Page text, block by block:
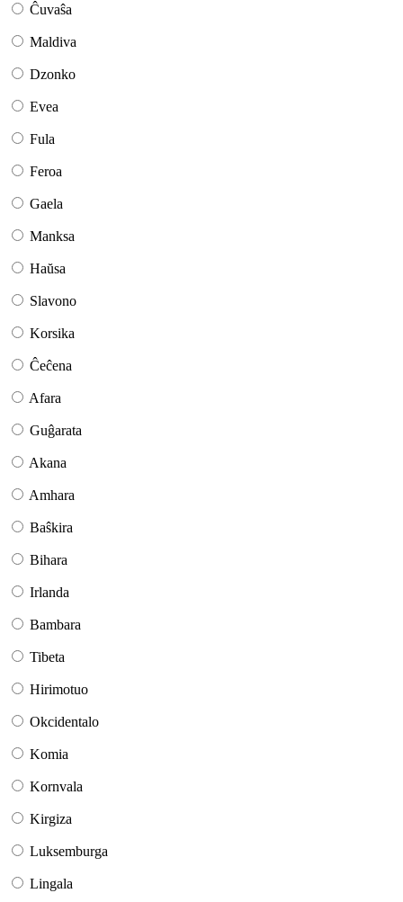
Ĉuvaŝa
Maldiva
Dzonko
Evea
Fula
Feroa
Gaela
Manksa
Haŭsa
Slavono
Korsika
Ĉeĉena
Afara
Guĝarata
Akana
Amhara
Baŝkira
Bihara
Irlanda
Bambara
Tibeta
Hirimotuo
Okcidentalo
Komia
Kornvala
Kirgiza
Luksemburga
Lingala